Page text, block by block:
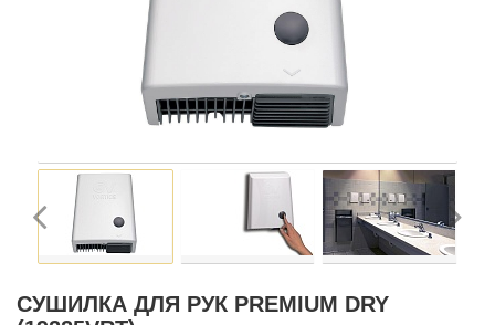
СУШИЛКА ДЛЯ РУК PREMIUM DRY